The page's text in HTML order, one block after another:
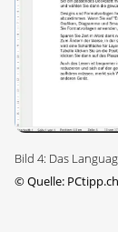
Bild 4: Das
©Quelle: PCtipp.ch